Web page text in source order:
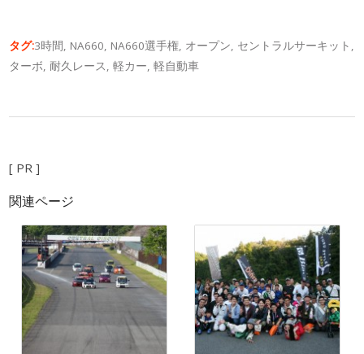
タグ:3時間, NA660, NA660選手権, オープン, セントラルサーキット ,
ターボ, 耐久レース,軽カー,軽自動車
[ PR ]
関連ページ